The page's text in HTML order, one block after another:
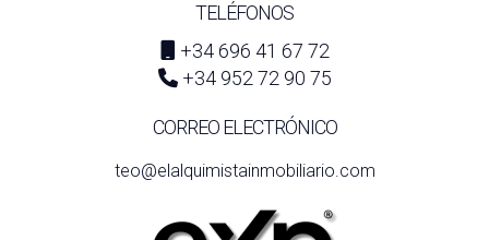
TELÉFONOS
+34 696 41 67 72
+34 952 72 90 75
CORREO ELECTRÓNICO
teo@elalquimistainmobiliario.com